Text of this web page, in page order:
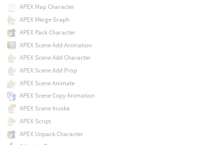
APEX Map Character
APEX Merge Graph
APEX Pack Character
APEX Scene Add Animation
APEX Scene Add Character
APEX Scene Add Prop
APEX Scene Animate
APEX Scene Copy Animation
APEX Scene Invoke
APEX Script
APEX Unpack Character